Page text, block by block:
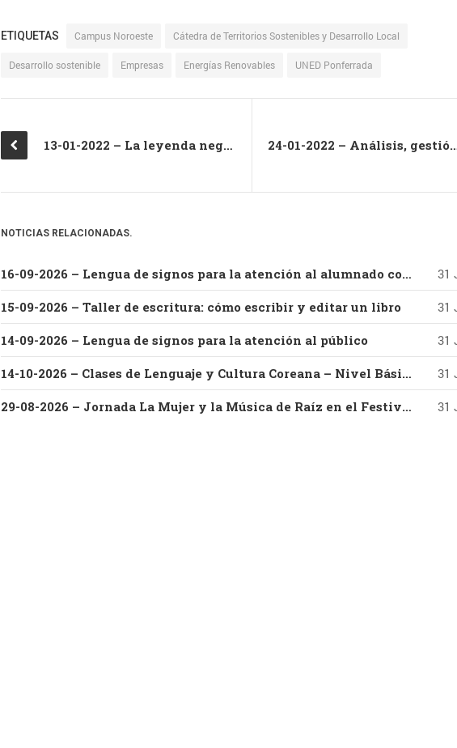
ETIQUETAS Campus Noroeste Cátedra de Territorios Sostenibles y Desarrollo Local
Desarrollo sostenible Empresas Energías Renovables UNED Ponferrada
13-01-2022 – La leyenda negra española ¿un debate perdido? 24-01-2022 – Análisis, gestión y
NOTICIAS RELACIONADAS.
16-09-2026 – Lengua de signos para la atención al alumnado con discapacidad auditiva 31
15-09-2026 – Taller de escritura: cómo escribir y editar un libro 31
14-09-2026 – Lengua de signos para la atención al público 31
14-10-2026 – Clases de Lenguaje y Cultura Coreana – Nivel Básico – Parte I 31
29-08-2026 – Jornada La Mujer y la Música de Raíz en el Festival Villar de los Mundos (Edición 2026) Con Vanesa Muela y Fernando Valladares 31